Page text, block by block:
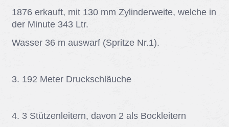
1876 er­kauft, mit 130 mm Zy­lin­der­wei­te, wel­che in
der Mi­nu­te 343 Ltr.
Was­ser 36 m aus­warf (Sprit­ze Nr.1).
3. 192 Me­ter Druck­schläu­che
4. 3 Stüt­zen­lei­tern, da­von 2 als Bock­lei­tern